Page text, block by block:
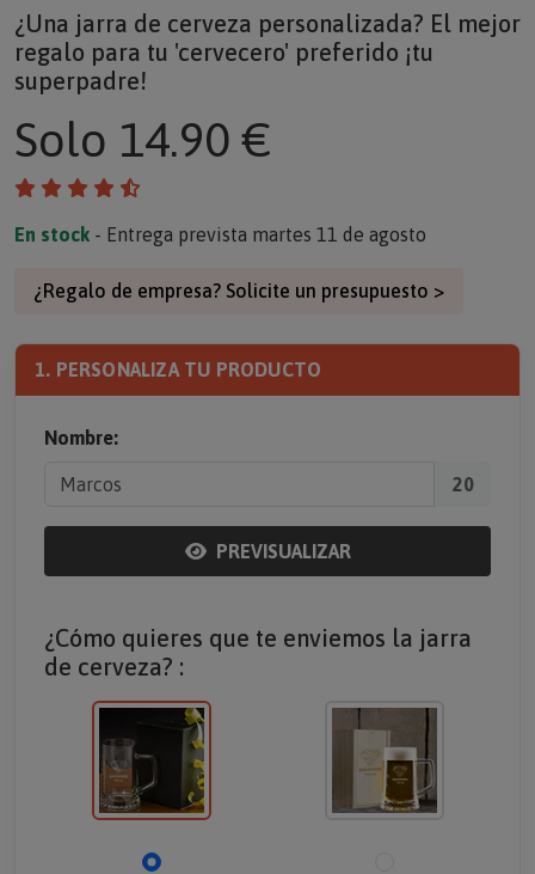
¿Una jarra de cerveza personalizada? El mejor
regalo para tu 'cervecero' preferido ¡tu
superpadre!
Solo 14.90 €
En stock - Entrega prevista martes 11 de agosto
¿Regalo de empresa? Solicite un presupuesto >
1. PERSONALIZA TU PRODUCTO
Nombre:
20
PREVISUALIZAR
¿Cómo quieres que te enviemos la jarra
de cerveza? :